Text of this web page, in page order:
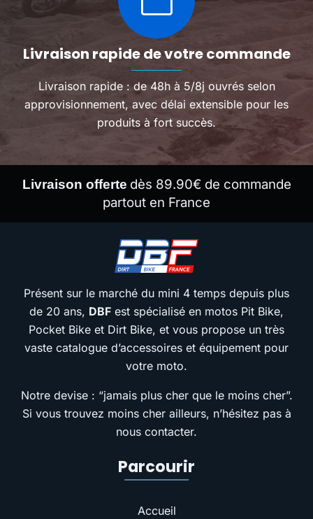
Livraison rapide de votre commande
Livraison rapide : de 48h à 5/8j ouvrés selon
approvisionnement, avec délai extensible pour les
produits à fort succès.
Livraison offerte dès 89.90€ de commande
partout en France
Présent sur le marché du mini 4 temps depuis plus
de 20 ans, DBF est spécialisé en motos Pit Bike,
Pocket Bike et Dirt Bike, et vous propose un très
vaste catalogue d’accessoires et équipement pour
votre moto.
Notre devise : “jamais plus cher que le moins cher”.
Si vous trouvez moins cher ailleurs, n’hésitez pas à
nous contacter.
Parcourir
Accueil